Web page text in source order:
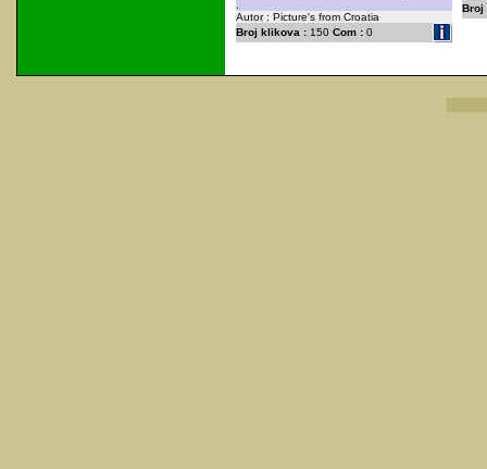
Autor : Picture's from Croatia
Broj klikova :150 Com :0
Broj